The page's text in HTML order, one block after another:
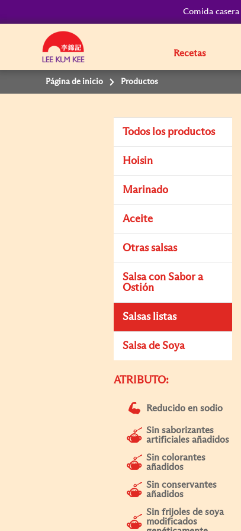
Comida casera
Recetas
Página de inicio Productos
Todos los productos
Hoisin
Marinado
Aceite
Otras salsas
Salsa con Sabor a
Ostión
Salsas listas
Salsa de Soya
ATRIBUTO:
Reducido en sodio
Sin saborizantes
artificiales añadidos
Sin colorantes
añadidos
Sin conservantes
añadidos
Sin frijoles de soya
modificados